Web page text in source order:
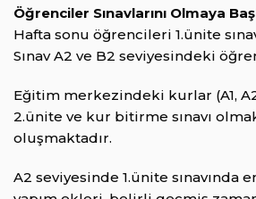
Öğrenciler Sınavlarını Olmaya
Hafta sonu öğrencileri 1.ünite
Sınav A2 ve B2 seviyesindeki
Eğitim merkezindeki kurlar (A1,
2.ünite ve kur bitirme sınavı
oluşmaktadır.
A2 seviyesinde 1.ünite sınavında